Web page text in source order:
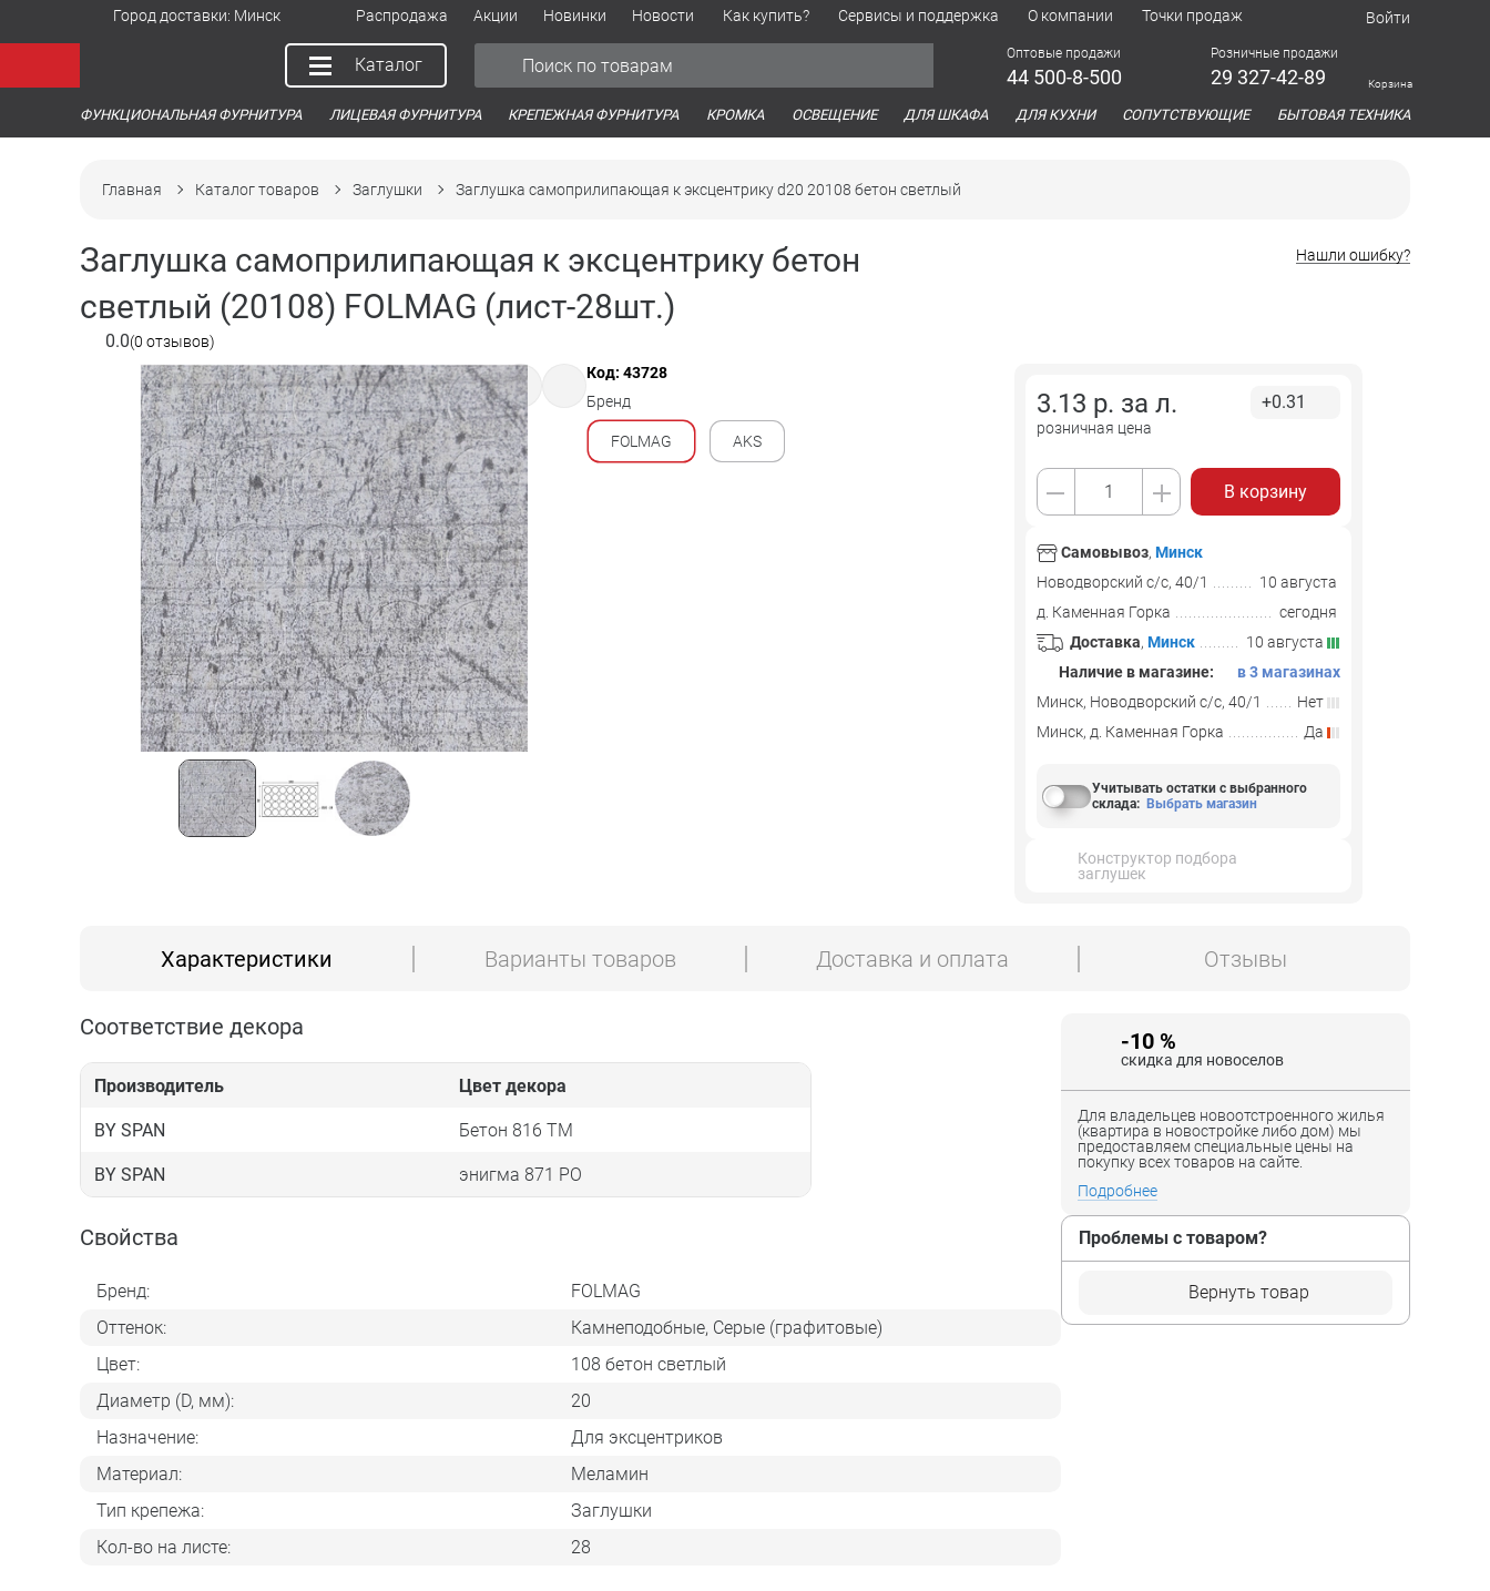
Город доставки: Минск Распродажа Акции Новинки Новости Как купить? Сервисы и поддержка О компании Точки продаж Войти
Каталог
Оптовые продажи
44 500-8-500
Розничные продажи
29 327-42-89 Корзина
ФУНКЦИОНАЛЬНАЯ ФУРНИТУРА ЛИЦЕВАЯ ФУРНИТУРА КРЕПЕЖНАЯ ФУРНИТУРА КРОМКА ОСВЕЩЕНИЕ ДЛЯ ШКАФА ДЛЯ КУХНИ СОПУТСТВУЮЩИЕ БЫТОВАЯ ТЕХНИКА
Главная Каталог товаров Заглушки Заглушка самоприлипающая к эксцентрику d20 20108 бетон светлый
Заглушка самоприлипающая к эксцентрику бетон
светлый (20108) FOLMAG (лист-28шт.)
0.0(0 отзывов)
Нашли ошибку?
Код: 43728
Бренд
FOLMAG AKS
3.13 р. за л.
розничная цена
+0.31
В корзину
Самовывоз, Минск
Новодворский с/с, 40/1
10 августа
д. Каменная Горка
сегодня
Доставка, Минск
10 августа
Наличие в магазине:
в 3 магазинах
Минск, Новодворский с/с, 40/1
Нет
Минск, д. Каменная Горка
Да
Учитывать остатки с выбранного
склада: Выбрать магазин
Конструктор подбора
заглушек
Характеристики Варианты товаров Доставка и оплата Отзывы
Соответствие декора
Производитель Цвет декора
BY SPAN Бетон 816 TM
BY SPAN энигма 871 PO
Свойства
Бренд:
FOLMAG
Оттенок:
Камнеподобные, Серые (графитовые)
Цвет:
108 бетон светлый
Диаметр (D, мм):
20
Назначение:
Для эксцентриков
Материал:
Меламин
Тип крепежа:
Заглушки
Кол-во на листе:
28
-10 %
скидка для новоселов
Для владельцев новоотстроенного жилья
(квартира в новостройке либо дом) мы
предоставляем специальные цены на
покупку всех товаров на сайте.
Подробнее
Проблемы с товаром?
Вернуть товар